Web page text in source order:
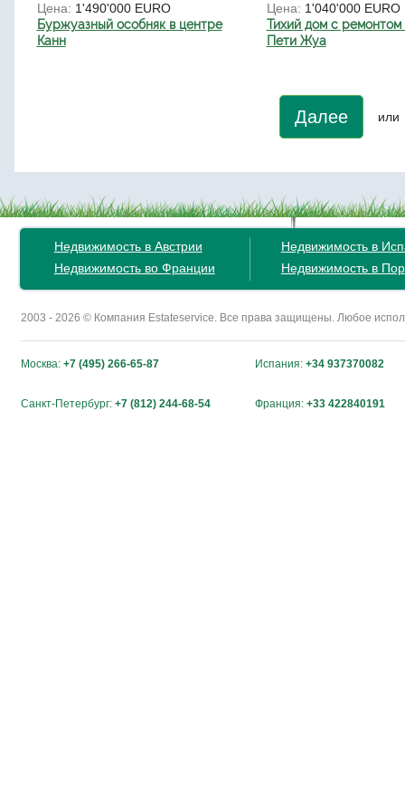
Цена: 1'490'000 EURO
Буржуазный особняк в центре
Канн
Цена: 1'040'000 EURO
Тихий дом с ремонтом
Пети Жуа
Далее или
Недвижимость в Австрии
Недвижимость во Франции
Недвижимость в
Недвижимость в
2003 - 2026 © Компания Estateservice. Все права защищены. Любое
Москва: +7 (495) 266-65-87 Испания: +34 937370082
Санкт-Петербург: +7 (812) 244-68-54 Франция: +33 422840191